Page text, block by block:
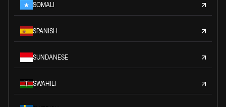
SOMALI
SPANISH
SUNDANESE
SWAHILI